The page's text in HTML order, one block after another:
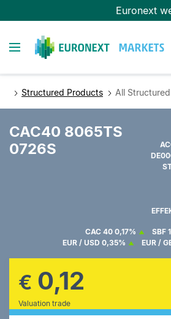
zum
Euronext
Toggle navigation
Structured Products All
CAC40 8065TS
0726S
CAC 40 0,17% SBF
EUR / USD 0,35% EUR /
€ 0,12
Valuation trade